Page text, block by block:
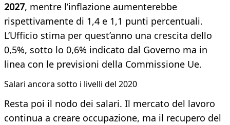
2027, mentre l’inflazione aumenterebbe
rispettivamente di 1,4 e 1,1 punti percentuali.
L’Ufficio stima per quest’anno una crescita dello
0,5%, sotto lo 0,6% indicato dal Governo ma in
linea con le previsioni della Commissione Ue.
Salari ancora sotto i livelli del 2020
Resta poi il nodo dei salari. Il mercato del lavoro
continua a creare occupazione, ma il recupero del